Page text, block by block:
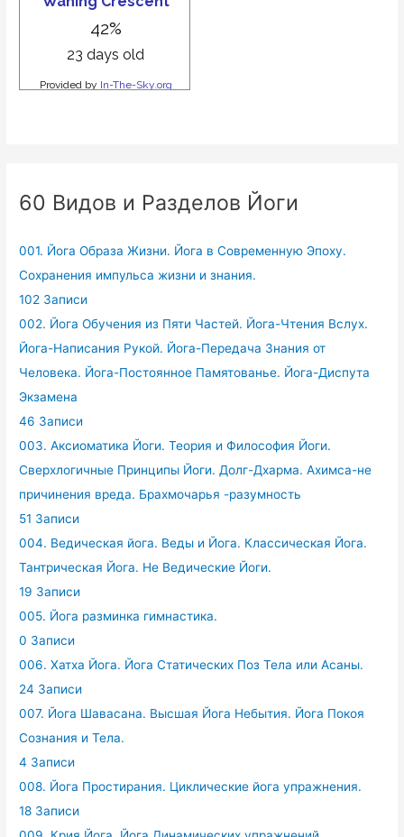
60 Видов и Разделов Йоги
001. Йога Образа Жизни. Йога в Современную Эпоху.
Сохранения импульса жизни и знания.
102 Записи
002. Йога Обучения из Пяти Частей. Йога-Чтения Вслух.
Йога-Написания Рукой. Йога-Передача Знания от
Человека. Йога-Постоянное Памятованье. Йога-Диспута
Экзамена
46 Записи
003. Аксиоматика Йоги. Теория и Философия Йоги.
Сверхлогичные Принципы Йоги. Долг-Дхарма. Ахимса-не
причинения вреда. Брахмочарья -разумность
51 Записи
004. Ведическая йога. Веды и Йога. Классическая Йога.
Тантрическая Йога. Не Ведические Йоги.
19 Записи
005. Йога разминка гимнастика.
0 Записи
006. Хатха Йога. Йога Статических Поз Тела или Асаны.
24 Записи
007. Йога Шавасана. Высшая Йога Небытия. Йога Покоя
Сознания и Тела.
4 Записи
008. Йога Простирания. Циклические йога упражнения.
18 Записи